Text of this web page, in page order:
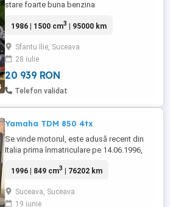
stare foarte buna benzina
1986 | 1500 cm3 | 95000 km
Sfantu Ilie, Suceava
28 iulie
20 939 RON
Telefon validat
Yamaha TDM 850 4tx
Se vinde motorul, este adusă recent din
Italia prima înmatriculare pe 14.06.1996,
buna, pornește la sfert, nu are probleme la
dar se poate am toate actele la el, pentru
mai multe detalii aștept un telefon sau
1996 | 849 cm3 | 76202 km
Suceava, Suceava
19 iunie